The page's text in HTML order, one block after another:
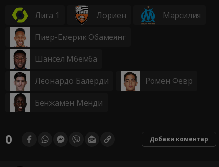
Лига 1
Лориен Марсилия
Пиер-Емерик Обамеянг
Шансел Мбемба
Леонардо Балерди Ромен Февр
Бенжамен Менди
0 Добави коментар